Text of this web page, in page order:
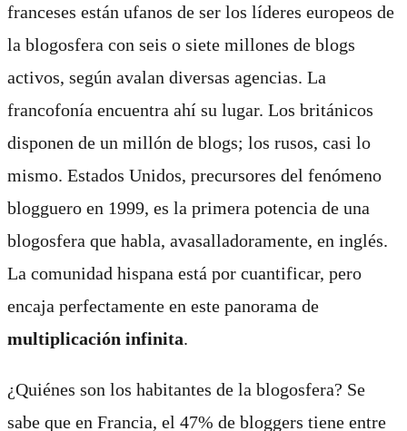
franceses están ufanos de ser los líderes europeos de
la blogosfera con seis o siete millones de blogs
activos, según avalan diversas agencias. La
francofonía encuentra ahí su lugar. Los británicos
disponen de un millón de blogs; los rusos, casi lo
mismo. Estados Unidos, precursores del fenómeno
blogguero en 1999, es la primera potencia de una
blogosfera que habla, avasalladoramente, en inglés.
La comunidad hispana está por cuantificar, pero
encaja perfectamente en este panorama de
multiplicación infinita.
¿Quiénes son los habitantes de la blogosfera? Se
sabe que en Francia, el 47% de bloggers tiene entre